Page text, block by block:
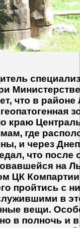
что в
краю
где
и через
что после
на
ЦК
пройтись с
в
вещи.
в полночь и